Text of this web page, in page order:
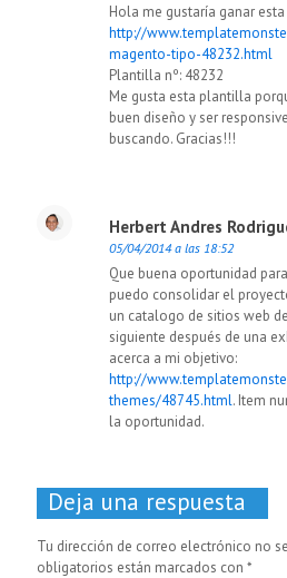
Hola me gustaría ganar
http://
magento-tipo-48232.html
Plantilla nº: 48232
Me gusta esta plantilla
buen diseño y ser
buscando. Gracias!!!
Herbert Andres
05/04/2014 a las 18:52
Que buena oportunidad
puedo consolidar el
un catalogo de sitios web
siguiente después de una
acerca a mi objetivo:
http://
themes/48745.html. Item
la oportunidad.
Deja una respuesta
Tu dirección de correo electrónico no
obligatorios están marcados con *